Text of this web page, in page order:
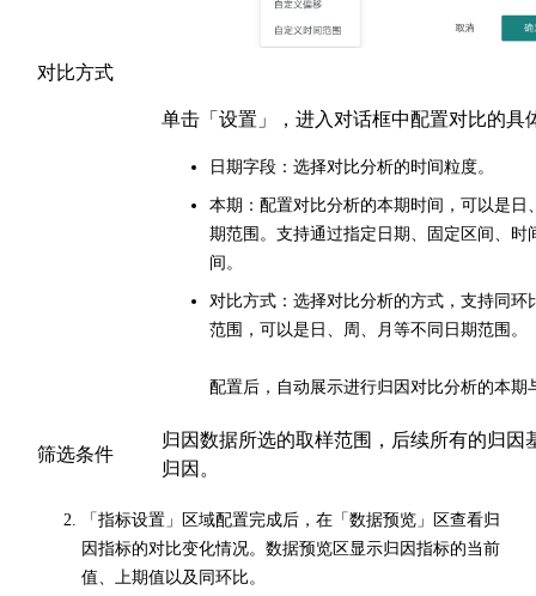
对比方式
单击「设置」，进入对话框中配置对比的具
日期字段：选择对比分析的时间粒度。
本期：配置对比分析的本期时间，可以是日
期范围。支持通过指定日期、固定区间、时
间。
对比方式：选择对比分析的方式，支持同环
范围，可以是日、周、月等不同日期范围。
配置后，自动展示进行归因对比分析的本期
筛选条件
归因数据所选的取样范围，后续所有的归因
归因。
「指标设置」区域配置完成后，在「数据预览」区查看归
因指标的对比变化情况。数据预览区显示归因指标的当前
值、上期值以及同环比。